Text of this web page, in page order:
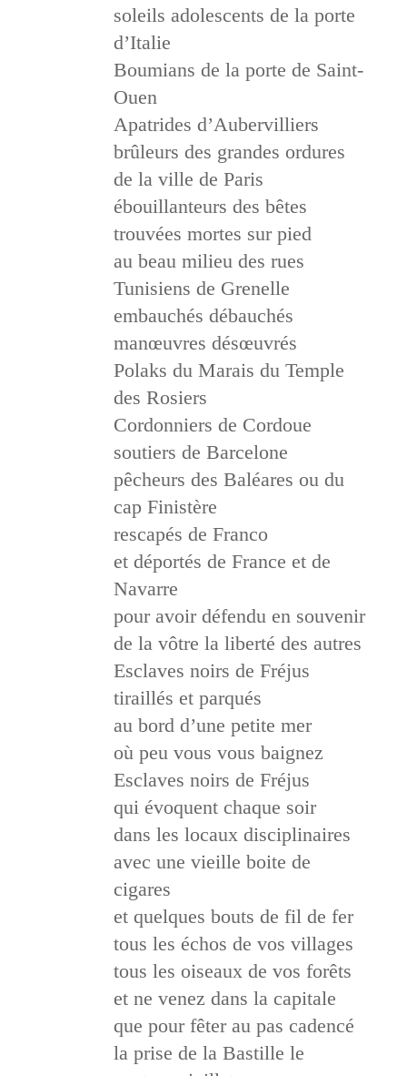
soleils adolescents de la porte
d’Italie
Boumians de la porte de Saint-
Ouen
Apatrides d’Aubervilliers
brûleurs des grandes ordures
de la ville de Paris
ébouillanteurs des bêtes
trouvées mortes sur pied
au beau milieu des rues
Tunisiens de Grenelle
embauchés débauchés
manœuvres désœuvrés
Polaks du Marais du Temple
des Rosiers
Cordonniers de Cordoue
soutiers de Barcelone
pêcheurs des Baléares ou du
cap Finistère
rescapés de Franco
et déportés de France et de
Navarre
pour avoir défendu en souvenir
de la vôtre la liberté des autres
Esclaves noirs de Fréjus
tiraillés et parqués
au bord d’une petite mer
où peu vous vous baignez
Esclaves noirs de Fréjus
qui évoquent chaque soir
dans les locaux disciplinaires
avec une vieille boite de
cigares
et quelques bouts de fil de fer
tous les échos de vos villages
tous les oiseaux de vos forêts
et ne venez dans la capitale
que pour fêter au pas cadencé
la prise de la Bastille le